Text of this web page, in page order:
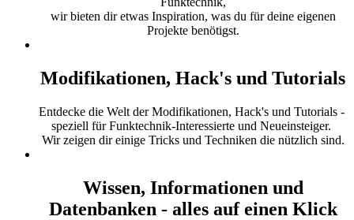
wir bieten dir etwas Inspiration, was du für deine eigenen
Projekte benötigst.
Modifikationen, Hack's und Tutorials
Entdecke die Welt der Modifikationen, Hack's und Tutorials -
speziell für Funktechnik-Interessierte und Neueinsteiger.
Wir zeigen dir einige Tricks und Techniken die nützlich sind.
Wissen, Informationen und
Datenbanken - alles auf einen Klick